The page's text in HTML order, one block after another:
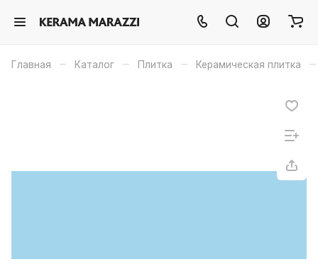
Главная – Каталог – Плитка – Керамическая плитка –